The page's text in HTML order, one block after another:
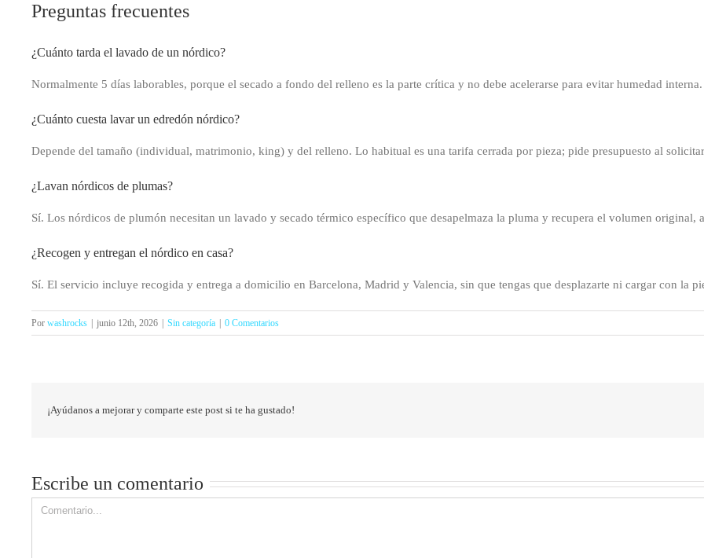
Preguntas frecuentes
¿Cuánto tarda el lavado de un nórdico?
Normalmente 5 días laborables, porque el secado a fondo del relleno es la parte crítica y no debe acelerarse para evitar humedad interna.
¿Cuánto cuesta lavar un edredón nórdico?
Depende del tamaño (individual, matrimonio, king) y del relleno. Lo habitual es una tarifa cerrada por pieza; pide presupuesto al
¿Lavan nórdicos de plumas?
Sí. Los nórdicos de plumón necesitan un lavado y secado térmico específico que desapelmaza la pluma y recupera el volumen original,
¿Recogen y entregan el nórdico en casa?
Sí. El servicio incluye recogida y entrega a domicilio en Barcelona, Madrid y Valencia, sin que tengas que desplazarte ni cargar con la
Por washrocks | junio 12th, 2026 | Sin categoría | 0 Comentarios
¡Ayúdanos a mejorar y comparte este post si te ha gustado!
Escribe un comentario
Comment